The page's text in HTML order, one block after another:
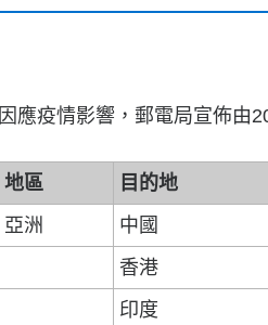
因應疫情影響，郵電局宣佈由
地區 目的地
亞洲
中國
香港
印度